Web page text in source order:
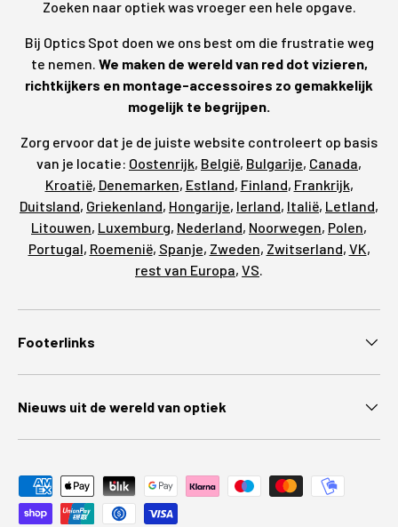
Zoeken naar optiek was vroeger een hele opgave.
Bij Optics Spot doen we ons best om die frustratie weg
te nemen. We maken de wereld van red dot vizieren,
richtkijkers en montage-accessoires zo gemakkelijk
mogelijk te begrijpen.
Zorg ervoor dat je de juiste website controleert op basis
van je locatie: Oostenrijk, België, Bulgarije, Canada,
Kroatië, Denemarken, Estland, Finland, Frankrijk,
Duitsland, Griekenland, Hongarije, Ierland, Italië, Letland,
Litouwen, Luxemburg, Nederland, Noorwegen, Polen,
Portugal, Roemenië, Spanje, Zweden, Zwitserland, VK,
rest van Europa, VS
Footerlinks
Nieuws uit de wereld van optiek
Geaccepteerde betaalmethoden